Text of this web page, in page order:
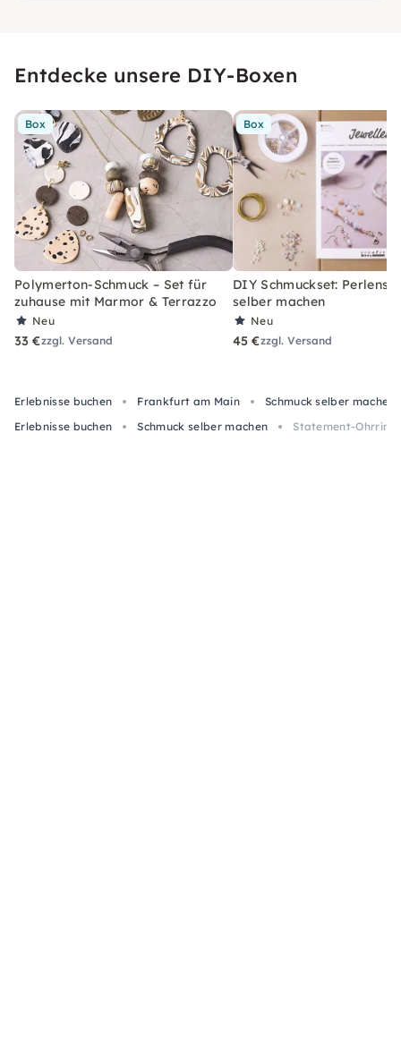
Entdecke unsere DIY-Boxen
Box
Polymerton-Schmuck – Set für
zuhause mit Marmor & Terrazzo
Neu
33 €zzgl. Versand
Box
DIY Schmuckset:
selber machen
Neu
45 €zzgl. Versand
Erlebnisse buchen Frankfurt am Main
Schmuck selber
Erlebnisse buchen
Schmuck selber machen Statement-